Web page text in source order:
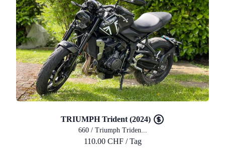
TRIUMPH Trident (2024)
660 / Triumph Triden...
110.00 CHF / Tag